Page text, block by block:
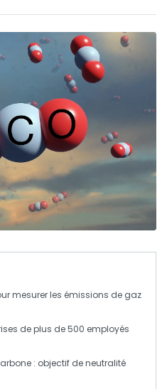
mesurer les émissions de gaz
de plus de 500 employés
: objectif deneutralité